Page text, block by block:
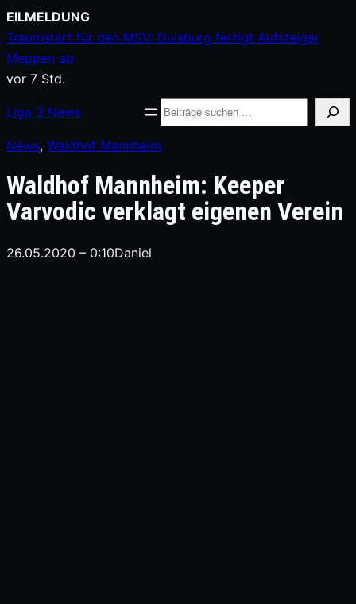
Zum
Inhalt
springen
EILMELDUNG
Traumstart für den MSV: Duisburg fertigt Aufsteiger
Meppen ab
vor 7 Std.
Liga 3 News Suche
News, Waldhof Mannheim
Waldhof Mannheim: Keeper
Varvodic verklagt eigenen Verein
26.05.2020 – 0:10Daniel